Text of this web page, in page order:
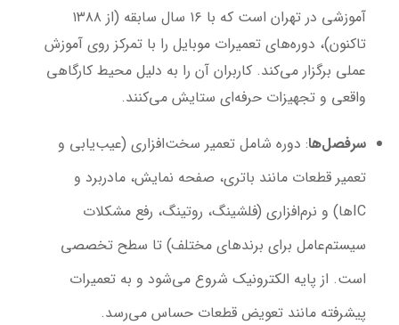
آموزشی در تهران است که با ۱۶ سال سابقه (از ۱۳۸۸
تاکنون)، دوره‌های تعمیرات موبایل را با تمرکز روی آموزش
عملی برگزار می‌کند. کاربران آن را به دلیل محیط کارگاهی
واقعی و تجهیزات حرفه‌ای ستایش می‌کنند.
سرفصل‌ها: دوره شامل تعمیر سخت‌افزاری (عیب‌یابی و
تعمیر قطعات مانند باتری، صفحه نمایش، مادربرد و
ICها) و نرم‌افزاری (فلشینگ، روتینگ، رفع مشکلات
سیستم‌عامل برای برندهای مختلف) تا سطح تخصصی
است. از پایه الکترونیک شروع می‌شود و به تعمیرات
پیشرفته مانند تعویض قطعات حساس می‌رسد.